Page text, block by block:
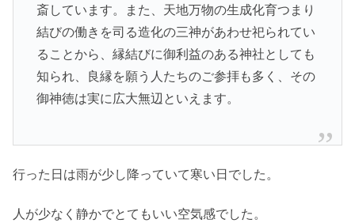
斎しています。また、天地万物の生成化育つまり
結びの働きを司る造化の三神があわせ祀られてい
ることから、縁結びに御利益のある神社としても
知られ、良縁を願う人たちのご参拝も多く、その
御神徳は実に広大無辺といえます。
行った日は雨が少し降っていて寒い日でした。
人が少なく静かでとてもいい空気感でした。